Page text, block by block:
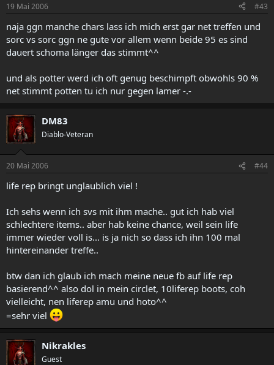
19 Mai 2006 #43
naja ggn manche chars lass ich mich erst gar net treffen und
sorc vs sorc ggn ne gute vor allem wenn beide 95 es sind
dauert schoma länger das stimmt^^
und als potter werd ich oft genug beschimpft obwohls 90 %
net stimmt potten tu ich nur gegen lamer -.-
DM83
Diablo-Veteran
20 Mai 2006 #44
life rep bringt unglaublich viel !
Ich sehs wenn ich svs mit ihm mache.. gut ich hab viel
schlechtere items.. aber hab keine chance, weil sein life
immer wieder voll is... is ja nich so dass ich ihn 100 mal
hintereinander treffe..
btw dan ich glaub ich mach meine neue fb auf life rep
basierend^^ also dol in mein circlet, 10liferep boots, coh
vielleicht, nen liferep amu und hoto^^
=sehr viel
Nikrakles
Guest